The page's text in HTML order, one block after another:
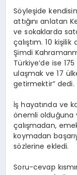
Söyleşide
attığını anlatan
ve sokaklarda
çalıştım. 10
Şimdi
Türkiye’de ise
ulaşmak ve 17
getirmektir” dedi.
İş hayatında ve
önemli olduğuna
çalışmadan,
koymadan
sözlerine ekledi.
Soru-cevap